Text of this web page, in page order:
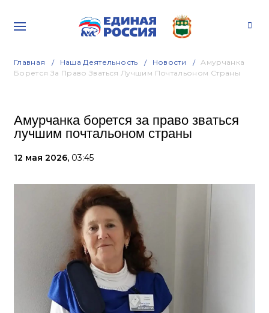
Главная Наша Деятельность Новости
Амурчанка
Борется За Право Зваться Лучшим Почтальоном Страны
Амурчанка борется за право зваться
лучшим почтальоном страны
12 мая 2026, 03:45